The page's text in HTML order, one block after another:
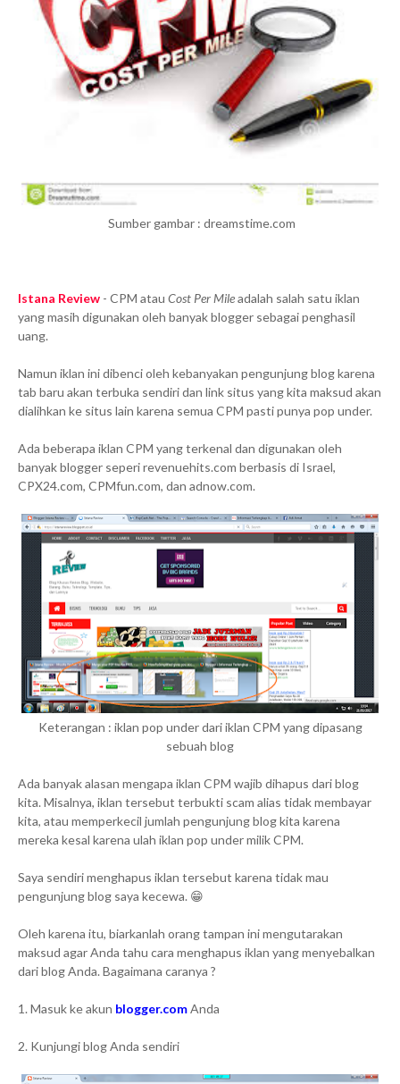
Sumber gambar : dreamstime.com
Istana Review - CPM atau Cost Per Mileadalah salah satu iklan
yang masih digunakan oleh banyak blogger sebagai penghasil
uang.
Namun iklan ini dibenci oleh kebanyakan pengunjung blog karena
tab baru akan terbuka sendiri dan link situs yang kita maksud akan
dialihkan ke situs lain karena semua CPM pasti punya pop under.
Ada beberapa iklan CPM yang terkenal dan digunakan oleh
banyak blogger seperi revenuehits.com berbasis di Israel,
CPX24.com, CPMfun.com, dan adnow.com.
Keterangan : iklan pop under dari iklan CPM yang dipasang
sebuah blog
Ada banyak alasan mengapa iklan CPM wajib dihapus dari blog
kita. Misalnya, iklan tersebut terbukti scam alias tidak membayar
kita, atau memperkecil jumlah pengunjung blog kita karena
mereka kesal karena ulah iklan pop under milik CPM.
Saya sendiri menghapus iklan tersebut karena tidak mau
pengunjung blog saya kecewa. 😁
Oleh karena itu, biarkanlah orang tampan ini mengutarakan
maksud agar Anda tahu cara menghapus iklan yang menyebalkan
dari blog Anda. Bagaimana caranya ?
1. Masuk ke akun blogger.comAnda
2. Kunjungi blog Anda sendiri